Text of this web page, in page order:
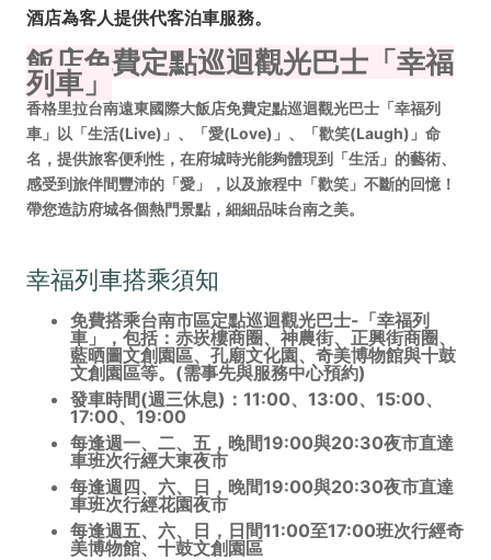
酒店為客人提供代客泊車服務。
飯店免費定點巡迴觀光巴士「幸福
列車」
香格里拉台南遠東國際大飯店免費定點巡迴觀光巴士「幸福列
車」以「生活(Live) 」、「愛(Love) 」、「歡笑(Laugh) 」命
名，提供旅客便利性，在府城時光能夠體現到「生活」的藝術、
感受到旅伴間豐沛的「愛」，以及旅程中「歡笑」不斷的回憶！
帶您造訪府城各個熱門景點，細細品味台南之美。
幸福列車搭乘須知
免費搭乘台南市區定點巡迴觀光巴士-「幸福列
車」，包括：赤崁樓商圈、神農街、正興街商圈、
藍晒圖文創園區、孔廟文化園、奇美博物館與十鼓
文創園區等。(需事先與服務中心預約)
發車時間(週三休息)：11:00、13:00、15:00、
17:00、19:00
每逢週一、二、五，晚間19:00與20:30夜市直達
車班次行經大東夜市
每逢週四、六、日，晚間19:00與20:30夜市直達
車班次行經花園夜市
每逢週五、六、日，日間11:00至17:00班次行經奇
美博物館、十鼓文創園區